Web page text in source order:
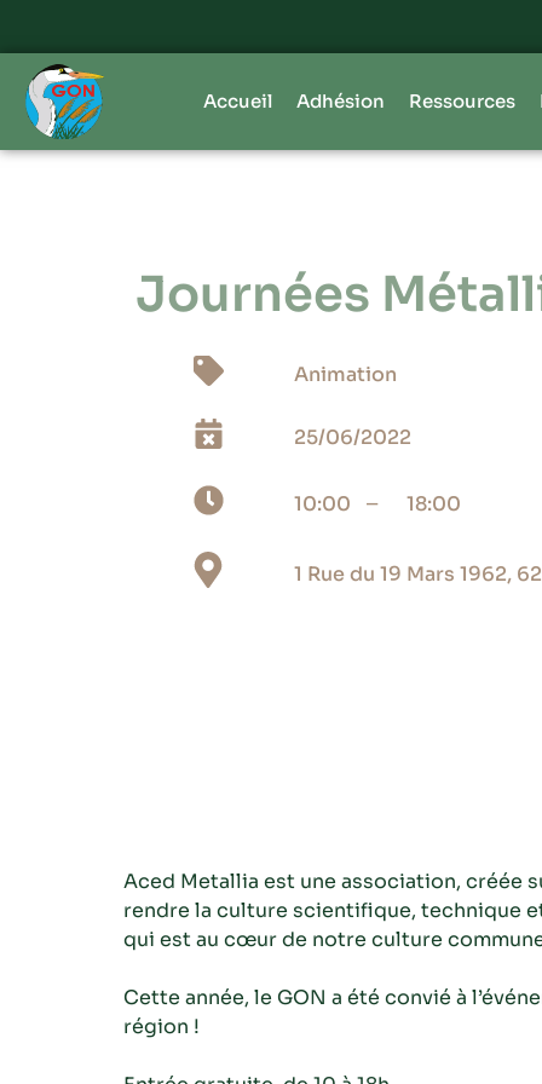
Accueil Adhésion Ressources
Journées
Animation
25/06/2022
10:00 18:00
1 Rue du 19 Mars 1962,
Aced Metallia est une association, créée
rendre la culture scientifique, technique
qui est au cœur de notre culture
Cette année, le GON a été convié à
région !